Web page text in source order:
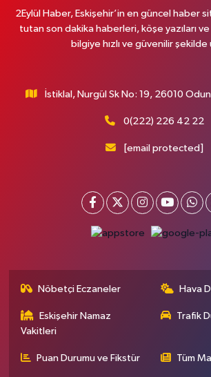
2Eylül Haber, Eskişehir’in en güncel haber
tutan son dakika haberleri, köşe yazıları
bilgiye hızlı ve güvenilir şekilde
İstiklal, Nurgül Sk No: 19, 26010
0(222) 226 42 22
[email protected]
Nöbetçi Eczaneler Hava
Eskişehir Namaz
Vakitleri
Trafik
Puan Durumu ve Fikstür Tüm